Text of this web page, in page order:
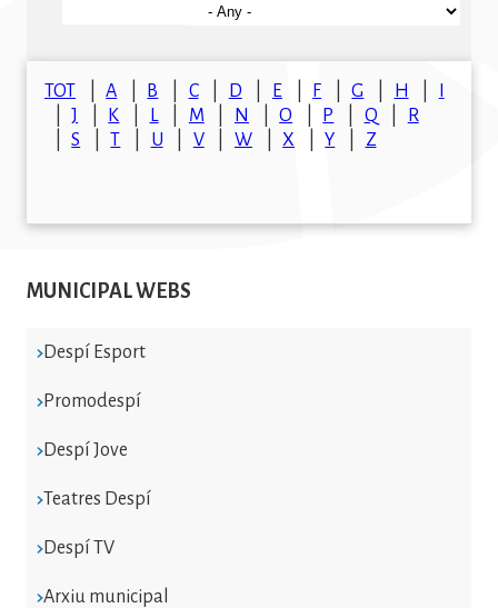
MUNICIPAL WEBS
Despí Esport
Promodespí
Despí Jove
Teatres Despí
Despí TV
Arxiu municipal
TOT A B C D E F G H
J
K L M N O P Q
R
S
T U V W X Y Z